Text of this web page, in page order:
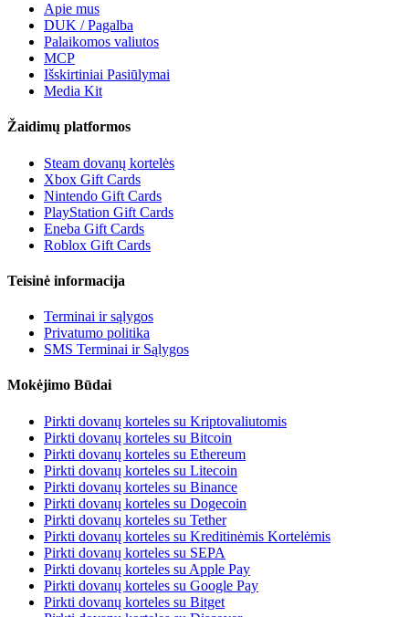
Apie mus
DUK / Pagalba
Palaikomos valiutos
MCP
Išskirtiniai Pasiūlymai
Media Kit
Žaidimų platformos
Steam dovanų kortelės
Xbox Gift Cards
Nintendo Gift Cards
PlayStation Gift Cards
Eneba Gift Cards
Roblox Gift Cards
Teisinė informacija
Terminai ir sąlygos
Privatumo politika
SMS Terminai ir Sąlygos
Mokėjimo Būdai
Pirkti dovanų korteles su Kriptovaliutomis
Pirkti dovanų korteles su Bitcoin
Pirkti dovanų korteles su Ethereum
Pirkti dovanų korteles su Litecoin
Pirkti dovanų korteles su Binance
Pirkti dovanų korteles su Dogecoin
Pirkti dovanų korteles su Tether
Pirkti dovanų korteles su Kreditinėmis Kortelėmis
Pirkti dovanų korteles su SEPA
Pirkti dovanų korteles su Apple Pay
Pirkti dovanų korteles su Google Pay
Pirkti dovanų korteles su Bitget